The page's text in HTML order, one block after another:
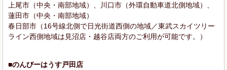
上尾市（中央・南部地域）、川口市（外環自動車道北側地域）、
蓮田市（中央・南部地域）
春日部市（16号線北側で日光街道西側の地域／東武スカイツリー
ライン西側地域は見沼店・越谷店両方のご利用が可能です。）
■のんびーはうす戸田店